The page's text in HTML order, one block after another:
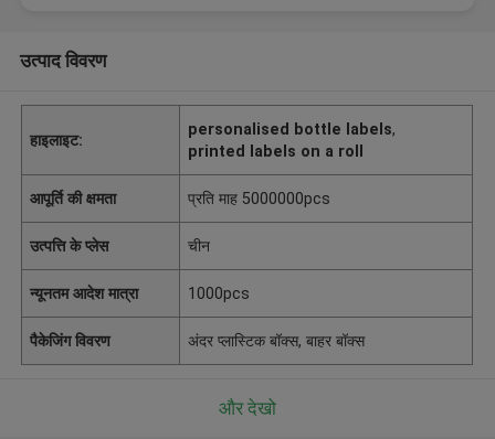
उत्पाद विवरण
हाइलाइट:
personalised bottle labels,
printed labels on a roll
आपूर्ति की क्षमता प्रति माह 5000000pcs
उत्पत्ति के प्लेस चीन
न्यूनतम आदेश मात्रा 1000pcs
पैकेजिंग विवरण अंदर प्लास्टिक बॉक्स, बाहर बॉक्स
और देखो